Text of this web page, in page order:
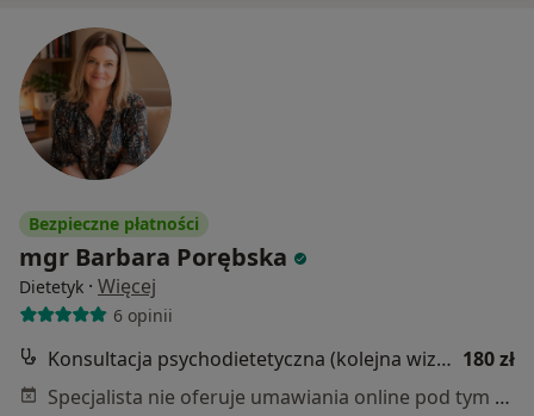
Bezpieczne płatności
mgr Barbara Porębska
Dietetyk · Więcej
6 opinii
Konsultacja psychodietetyczna (kolejna wizyta) 180 zł
Specjalista nie oferuje umawiania online pod tym adresem.